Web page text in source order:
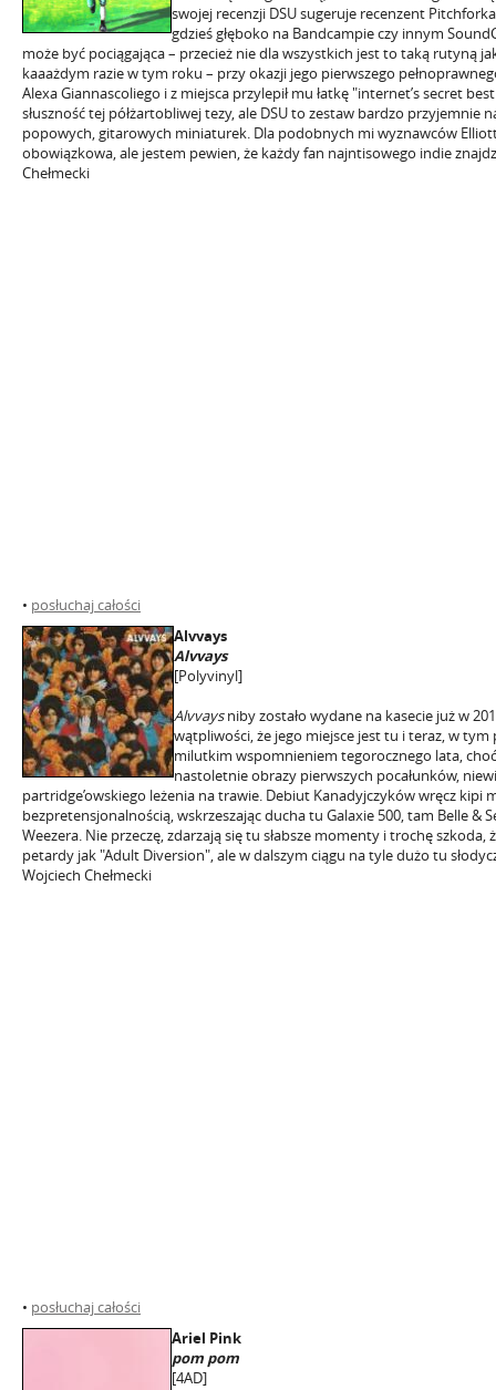
swojej recenzji DSU sugeruje recenzent
gdzieś głęboko na Bandcampie czy innym
może być pociągająca – przecież nie dla wszystkich jest to taką rutyną
kaaażdym razie w tym roku – przy okazji jego pierwszego
Alexa Giannascoliego i z miejsca przylepił mu łatkę "internet’s secret
słuszność tej półżartobliwej tezy, ale DSU to zestaw bardzo przyjemnie
popowych, gitarowych miniaturek. Dla podobnych mi wyznawców
obowiązkowa, ale jestem pewien, że każdy fan najntisowego indie
Chełmecki
• posłuchaj całości
Alvvays
Alvvays
[Polyvinyl]
Alvvaysniby zostało wydane na kasecie już w
wątpliwości, że jego miejsce jest tu i teraz, w
milutkim wspomnieniem tegorocznego lata,
nastoletnie obrazy pierwszych pocałunków,
partridge’owskiego leżenia na trawie. Debiut Kanadyjczyków wręcz kipi
bezpretensjonalnością, wskrzeszając ducha tu Galaxie 500, tam Belle &
Weezera. Nie przeczę, zdarzają się tu słabsze momenty i trochę szkoda,
petardy jak "Adult Diversion", ale w dalszym ciągu na tyle dużo tu
Wojciech Chełmecki
• posłuchaj całości
Ariel Pink
pom pom
[4AD]